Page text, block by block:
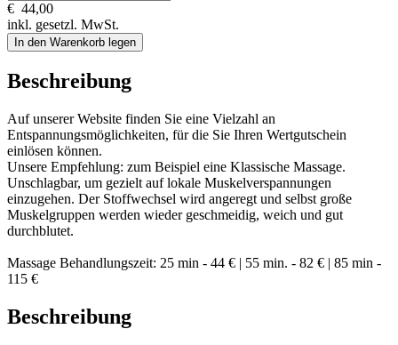
€ 44,00
inkl. gesetzl. MwSt.
In den Warenkorb legen
Beschreibung
Auf unserer Website finden Sie eine Vielzahl an
Entspannungsmöglichkeiten, für die Sie Ihren Wertgutschein
einlösen können.
Unsere Empfehlung: zum Beispiel eine Klassische Massage.
Unschlagbar, um gezielt auf lokale Muskelverspannungen
einzugehen. Der Stoffwechsel wird angeregt und selbst große
Muskelgruppen werden wieder geschmeidig, weich und gut
durchblutet.
Massage Behandlungszeit: 25 min - 44 € | 55 min. - 82 € | 85 min -
115 €
Beschreibung